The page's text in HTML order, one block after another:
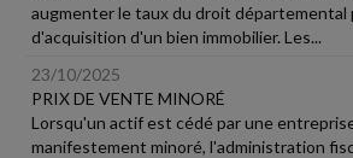
augmenter le taux du droit départemental
d'acquisition d'un bien immobilier. Les...
23/10/2025
PRIX DE VENTE MINORÉ
Lorsqu'un actif est cédé par une
manifestement minoré, l'administration